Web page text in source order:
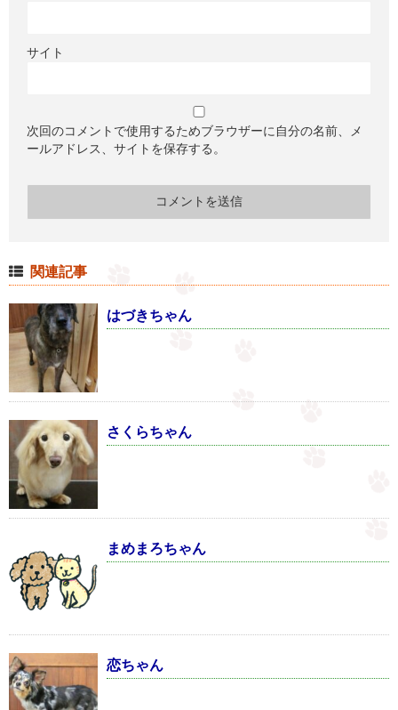
サイト
次回のコメントで使用するためブラウザーに自分の名前、メ
ールアドレス、サイトを保存する。
関連記事
はづきちゃん
さくらちゃん
まめまろちゃん
恋ちゃん